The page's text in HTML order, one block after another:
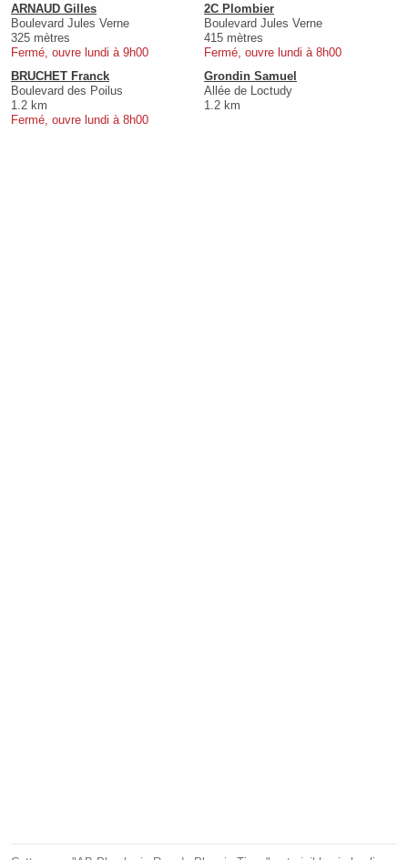
ARNAUD Gilles
Boulevard Jules Verne
325 mètres
Fermé, ouvre lundi à 9h00
2C Plombier
Boulevard Jules Verne
415 mètres
Fermé, ouvre lundi à 8h00
BRUCHET Franck
Boulevard des Poilus
1.2 km
Fermé, ouvre lundi à 8h00
Grondin Samuel
Allée de Loctudy
1.2 km